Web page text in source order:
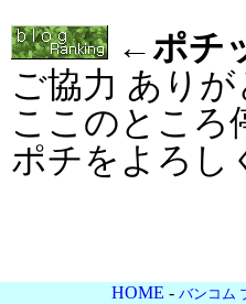
←ポチ
ご協力 あり
ここのとこ
ポチをよろし
HOME - バンコム